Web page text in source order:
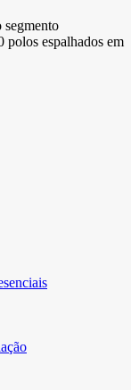
segmento
polos espalhados em